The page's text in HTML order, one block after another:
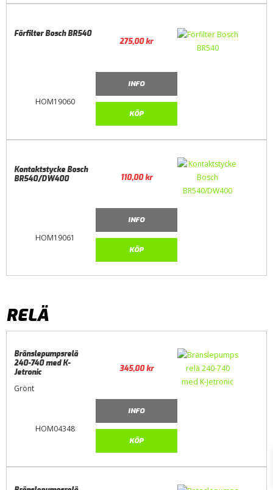
HOM19060
Förfilter Bosch BR540
275,00kr
INFO
KÖP
HOM19061
Kontaktstycke Bosch
BR540/DW400
110,00kr
INFO
KÖP
RELÄ
HOM04348
Bränslepumpsrelä
240-740 med K-
Jetronic
Grönt
345,00kr
INFO
KÖP